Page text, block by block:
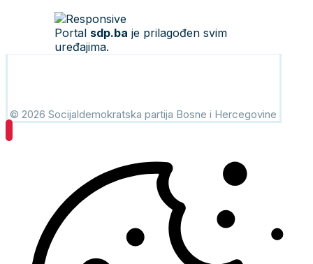
Portal sdp.ba je prilagođen svim
uređajima.
© 2026 Socijaldemokratska partija Bosne i Hercegovine